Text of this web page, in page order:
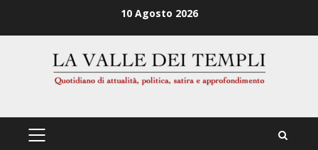
10 Agosto 2026
PRIMÄRES